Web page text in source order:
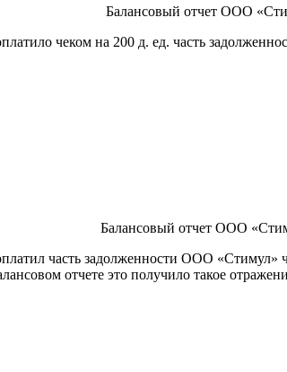
Балансовый отчет ООО
чеком на 200 д. ед. часть
Балансовый отчет ООО
часть задолженности ООО «Стимул»
отчете это получило такое